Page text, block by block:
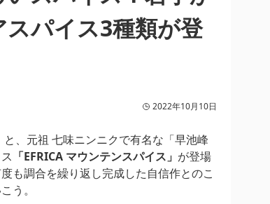
パイス3種類が登
2022年10月10日
、元祖 七味ニンニクで有名な「早池峰
「EFRICA マウンテンスパイス」 が登場
も調合を繰り返し完成した自信作とのこ
う。